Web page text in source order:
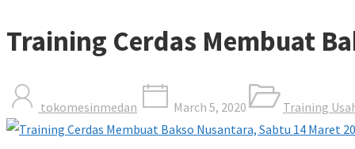
Training Cerdas Membuat
tokomesinmedan March 5, 2020 Training